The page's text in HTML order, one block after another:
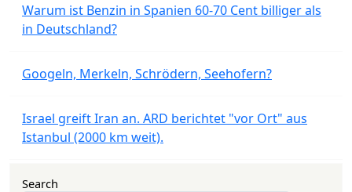
Warum ist Benzin in Spanien 60-70 Cent billiger als
in Deutschland?
Googeln, Merkeln, Schrödern, Seehofern?
Israel greift Iran an. ARD berichtet "vor Ort" aus
Istanbul (2000 km weit).
Search